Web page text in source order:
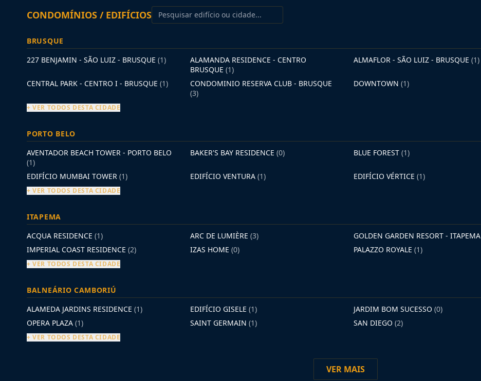
CONDOMÍNIOS / EDIFÍCIOS
BRUSQUE
227 BENJAMIN - SÃO LUIZ - BRUSQUE (1)
ALAMANDA RESIDENCE - CENTRO
BRUSQUE (1)
ALMAFLOR - SÃO LUIZ - BRUSQUE (1)
CENTRAL PARK - CENTRO I - BRUSQUE (1)
CONDOMINIO RESERVA CLUB - BRUSQUE
(3)
DOWNTOWN (1)
+ VER TODOS DESTA CIDADE
PORTO BELO
AVENTADOR BEACH TOWER - PORTO BELO
(1)
BAKER'S BAY RESIDENCE (0) BLUE FOREST (1)
EDIFÍCIO MUMBAI TOWER (1) EDIFÍCIO VENTURA (1) EDIFÍCIO VÉRTICE (1)
+ VER TODOS DESTA CIDADE
ITAPEMA
ACQUA RESIDENCE (1) ARC DE LUMIÈRE (3) GOLDEN GARDEN RESORT - ITAPEMA
IMPERIAL COAST RESIDENCE (2) IZAS HOME (0) PALAZZO ROYALE (1)
+ VER TODOS DESTA CIDADE
BALNEÁRIO CAMBORIÚ
ALAMEDA JARDINS RESIDENCE (1) EDIFÍCIO GISELE (1) JARDIM BOM SUCESSO (0)
OPERA PLAZA (1) SAINT GERMAIN (1) SAN DIEGO (2)
+ VER TODOS DESTA CIDADE
VER MAIS